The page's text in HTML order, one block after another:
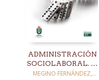
ADMINISTRACIÓN
SOCIOLABORAL. 6ª
ED.
MEGINO FERNÁNDEZ,